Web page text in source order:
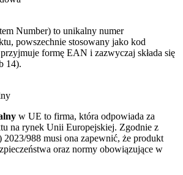
Number) to unikalny numer
powszechnie stosowany jako kod
formę EAN i zazwyczaj składa się
14).
w UE to firma, która odpowiada za
na rynek Unii Europejskiej. Zgodnie z
2023/988 musi ona zapewnić, że produkt
oraz normy obowiązujące w